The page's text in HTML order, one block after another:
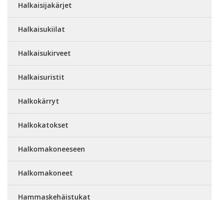
Halkaisijakärjet
Halkaisukiilat
Halkaisukirveet
Halkaisuristit
Halkokärryt
Halkokatokset
Halkomakoneeseen
Halkomakoneet
Hammaskehäistukat